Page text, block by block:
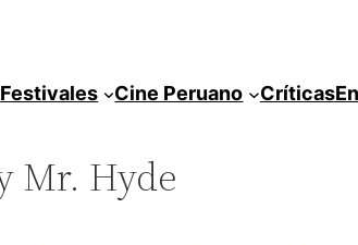
Festivales Cine Peruano Críticas
Mr. Hyde